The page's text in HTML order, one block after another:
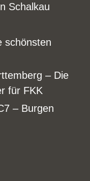
Schalkau
schönsten
– Die
für FKK
– Burgen